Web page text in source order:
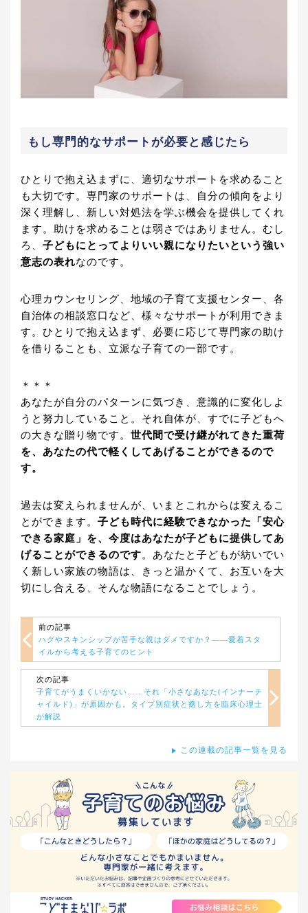
もし専門的なサポートが必要と感じたら
ひとりで抱え込まずに、適切なサポートを求めること
も大切です。専門家のサポートは、自分の傾向をより
深く理解し、新しい対処法を学ぶ機会を提供してくれ
ます。助けを求めることは弱さではありません。むし
ろ、 子どもにとってよりいい親になりたいという強い
意志の表れなのです。
心理カウンセリング、地域の子育て支援センター、各
自治体の相談窓口など、様々なサポートが利用できま
す。ひとりで抱え込まず、必要に応じて専門家の助け
を借りることも、立派な子育ての一部です。
＊＊＊
あなたが自分のパターンに気づき、意識的に変化しよ
うと努力していること。それ自体が、すでに子どもへ
の大きな贈り物です。 世代間で受け継がれてきた重荷
を、あなたの代で軽くしてあげることができるので
す。
過去は変えられませんが、いまとこれからは変えるこ
とができます。 子ども時代に経験できなかった「安心
できる家庭」を、今度はあなたが子どもに提供してあ
げることができるのです。あなたと子どもが紡いでい
く新しい家族の物語は、きっと温かくて、お互いを大
切にし合える、そんな物語になることでしょう。
前の記事
ハグやスキンシップが苦手な親はダメですか？——愛着スタ
イルから考える子育てのヒント
次の記事
子育てがうまくいかない……それ「小さなあなた(インナーチ
ャイルド)」が原因かも。タイプ別症状と癒し方を臨床心理士
が解説
この連載の記事一覧を見る